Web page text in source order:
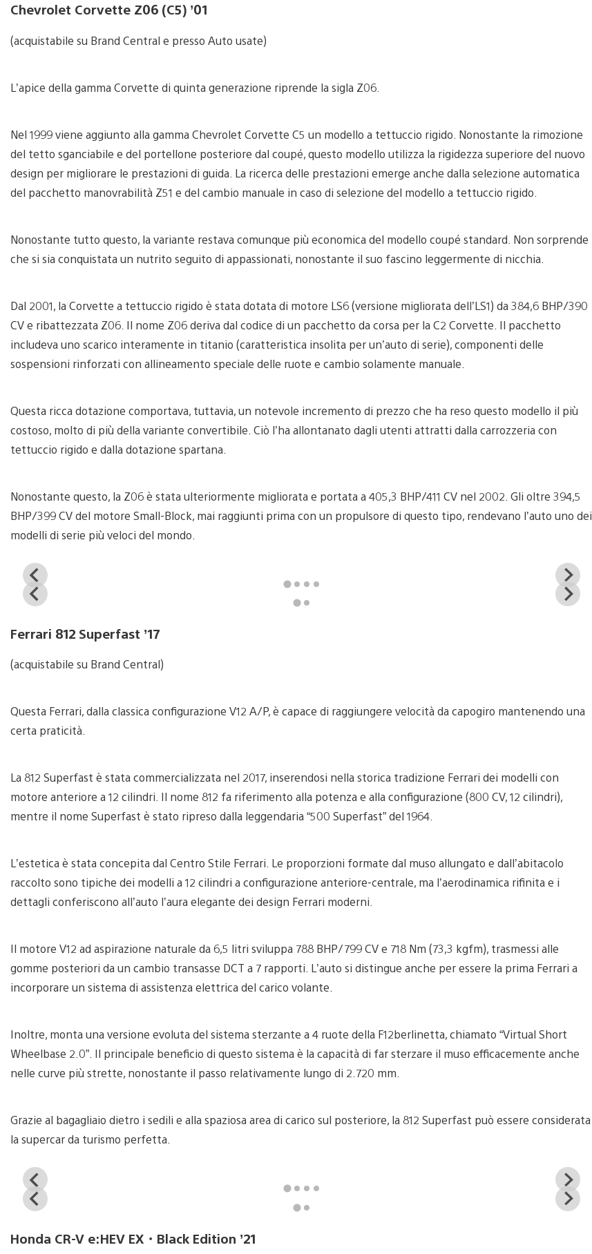
Chevrolet Corvette Z06 (C5) ’01
(acquistabile su Brand Central e presso Auto usate)
L’apice della gamma Corvette di quinta generazione riprende la sigla Z06.
Nel 1999 viene aggiunto alla gamma Chevrolet Corvette C5 un modello a tettuccio rigido. Nonostante la rimozione
del tetto sganciabile e del portellone posteriore dal coupé, questo modello utilizza la rigidezza superiore del nuovo
design per migliorare le prestazioni di guida. La ricerca delle prestazioni emerge anche dalla selezione automatica
del pacchetto manovrabilità Z51 e del cambio manuale in caso di selezione del modello a tettuccio rigido.
Nonostante tutto questo, la variante restava comunque più economica del modello coupé standard. Non sorprende
che si sia conquistata un nutrito seguito di appassionati, nonostante il suo fascino leggermente di nicchia.
Dal 2001, la Corvette a tettuccio rigido è stata dotata di motore LS6 (versione migliorata dell’LS1) da 384,6 BHP/390
CV e ribattezzata Z06. Il nome Z06 deriva dal codice di un pacchetto da corsa per la C2 Corvette. Il pacchetto
includeva uno scarico interamente in titanio (caratteristica insolita per un’auto di serie), componenti delle
sospensioni rinforzati con allineamento speciale delle ruote e cambio solamente manuale.
Questa ricca dotazione comportava, tuttavia, un notevole incremento di prezzo che ha reso questo modello il più
costoso, molto di più della variante convertibile. Ciò l’ha allontanato dagli utenti attratti dalla carrozzeria con
tettuccio rigido e dalla dotazione spartana.
Nonostante questo, la Z06 è stata ulteriormente migliorata e portata a 405,3 BHP/411 CV nel 2002. Gli oltre 394,5
BHP/399 CV del motore Small-Block, mai raggiunti prima con un propulsore di questo tipo, rendevano l’auto uno dei
modelli di serie più veloci del mondo.
View
and
download
View
image
Ferrari 812 Superfast ’17
(acquistabile su Brand Central)
Questa Ferrari, dalla classica configurazione V12 A/P, è capace di raggiungere velocità da capogiro mantenendo una
certa praticità.
La 812 Superfast è stata commercializzata nel 2017, inserendosi nella storica tradizione Ferrari dei modelli con
motore anteriore a 12 cilindri. Il nome 812 fa riferimento alla potenza e alla configurazione (800 CV, 12 cilindri),
mentre il nome Superfast è stato ripreso dalla leggendaria “500 Superfast” del 1964.
L’estetica è stata concepita dal Centro Stile Ferrari. Le proporzioni formate dal muso allungato e dall’abitacolo
raccolto sono tipiche dei modelli a 12 cilindri a configurazione anteriore-centrale, ma l’aerodinamica rifinita e i
dettagli conferiscono all’auto l’aura elegante dei design Ferrari moderni.
Il motore V12 ad aspirazione naturale da 6,5 litri sviluppa 788 BHP/799 CV e 718 Nm (73,3 kgfm), trasmessi alle
gomme posteriori da un cambio transasse DCT a 7 rapporti. L’auto si distingue anche per essere la prima Ferrari a
incorporare un sistema di assistenza elettrica del carico volante.
Inoltre, monta una versione evoluta del sistema sterzante a 4 ruote della F12berlinetta, chiamato “Virtual Short
Wheelbase 2.0”. Il principale beneficio di questo sistema è la capacità di far sterzare il muso efficacemente anche
nelle curve più strette, nonostante il passo relativamente lungo di 2.720 mm.
Grazie al bagagliaio dietro i sedili e alla spaziosa area di carico sul posteriore, la 812 Superfast può essere considerata
la supercar da turismo perfetta.
View
and
download
View
image
Honda CR-V e:HEV EX・Black Edition ’21